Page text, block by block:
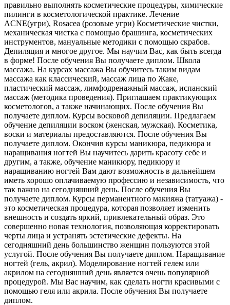
правильно выполнять косметические процедуры, химические
пилинги в косметологической практике. Лечение
ACNE(угри), Rosacea (розовые угри) Косметические чистки,
механическая чистка с помощью брашинга, косметических
инструментов, мануальные методики с помощью скрабов.
Депиляция и многое другое. Мы научим Вас, как быть всегда
в форме! После обучения Вы получаете диплом. Школа
массажа. На курсах массажа Вы обучитесь таким видам
массажа как классический, массаж лица по Жаке,
пластический массаж, лимфодренажный массаж, испанский
массаж (методика проведения). Приглашаем практикующих
косметологов, а также начинающих. После обучения Вы
получаете диплом. Курсы восковой депиляции. Предлагаем
обучение депиляции воском (женская, мужская). Косметика,
воски и материалы предоставляются. После обучения Вы
получаете диплом. Окончив курсы маникюра, педикюра и
наращивания ногтей Вы научитесь дарить красоту себе и
другим, а также, обучение маникюру, педикюру и
наращиванию ногтей Вам дают возможность в дальнейшем
иметь хорошо оплачиваемую профессию и независимость, что
так важно на сегодняшний день. После обучения Вы
получаете диплом. Курсы перманентного макияжа (татуажа) -
это косметическая процедура, которая позволяет изменить
внешность и создать яркий, привлекательный образ. Это
совершенно новая технология, позволяющая корректировать
черты лица и устранять эстетические дефекты. На
сегодняшний день большинство женщин пользуются этой
услугой. После обучения Вы получаете диплом. Наращивание
ногтей (гель, акрил). Моделирование ногтей гелем или
акрилом на сегодняшний день является очень популярной
процедурой. Мы Вас научим, как сделать ногти красивыми с
помощью геля или акрила. После обучения Вы получаете
диплом.